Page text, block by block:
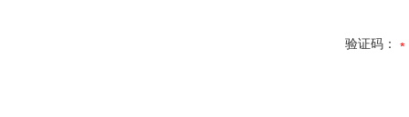
验证码：